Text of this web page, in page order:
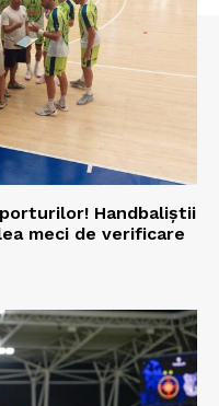
Handbaliștii
meci de verificare